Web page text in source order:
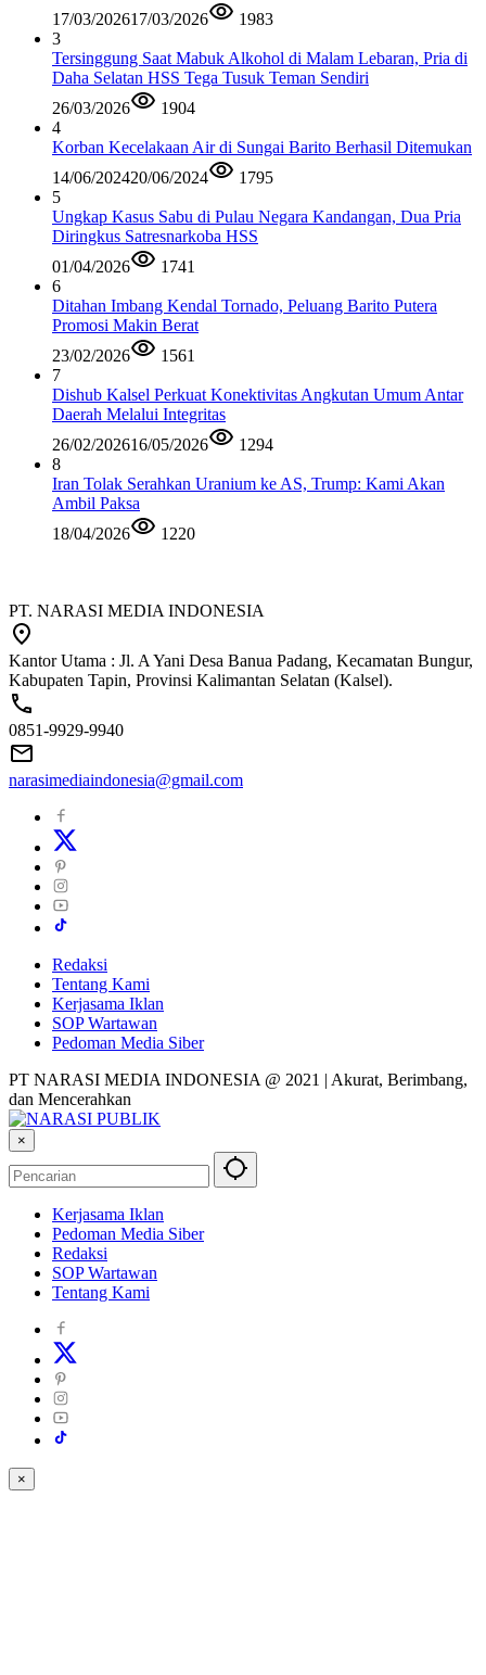
17/03/202617/03/2026
1983
3
Tersinggung Saat Mabuk Alkohol di Malam Lebaran, Pria di
Daha Selatan HSS Tega Tusuk Teman Sendiri
26/03/2026
1904
4
Korban Kecelakaan Air di Sungai Barito Berhasil Ditemukan
14/06/202420/06/2024
1795
5
Ungkap Kasus Sabu di Pulau Negara Kandangan, Dua Pria
Diringkus Satresnarkoba HSS
01/04/2026
1741
6
Ditahan Imbang Kendal Tornado, Peluang Barito Putera
Promosi Makin Berat
23/02/2026
1561
7
Dishub Kalsel Perkuat Konektivitas Angkutan Umum Antar
Daerah Melalui Integritas
26/02/202616/05/2026
1294
8
Iran Tolak Serahkan Uranium ke AS, Trump: Kami Akan
Ambil Paksa
18/04/2026
1220
PT. NARASI MEDIA INDONESIA
Kantor Utama : Jl. A Yani Desa Banua Padang, Kecamatan Bungur,
Kabupaten Tapin, Provinsi Kalimantan Selatan (Kalsel).
0851-9929-9940
narasimediaindonesia@gmail.com
Redaksi
Tentang Kami
Kerjasama Iklan
SOP Wartawan
Pedoman Media Siber
PT NARASI MEDIA INDONESIA @ 2021 | Akurat, Berimbang,
dan Mencerahkan
×
Kerjasama Iklan
Pedoman Media Siber
Redaksi
SOP Wartawan
Tentang Kami
×